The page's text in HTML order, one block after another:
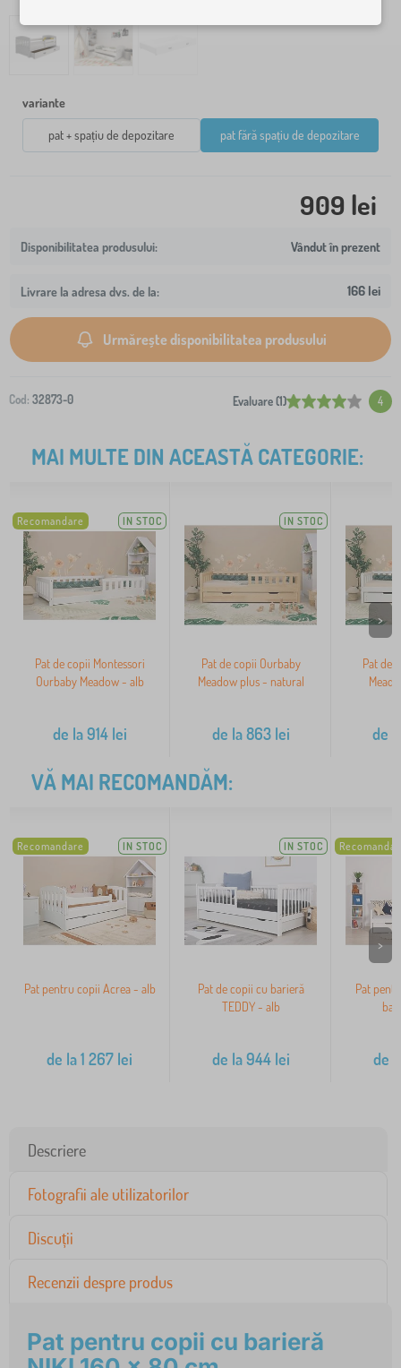
variante
pat + spațiu de depozitare pat fără spațiu de depozitare
909 lei
Vândut în prezent
Livrare la adresa dvs. de la: 166 lei
Urmărește disponibilitatea produsului
Cod: 32873-0 Evaluare (1) 4
MAI MULTE DIN ACEASTĂ CATEGORIE:
Recomandare IN STOC
Pat de copii Montessori
Ourbaby Meadow - alb
de la914lei
IN STOC
Pat de copii Ourbaby
Meadow plus - natural
de la863lei
Pat de
de
>
VĂ MAI RECOMANDĂM:
Recomandare IN STOC
Pat pentru copii Acrea - alb
de la1 267 lei
IN STOC
Pat de copii cu barieră
TEDDY - alb
de la944lei
Pat
de
>
Descriere
Fotografii ale utilizatorilor
Discuții
Recenzii despre produs
Pat pentru copii cu barieră